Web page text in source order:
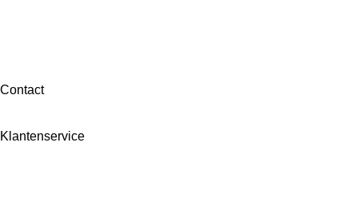
Contact
Klantenservice